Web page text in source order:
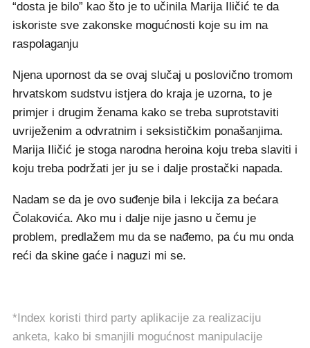
“dosta je bilo” kao što je to učinila Marija Iličić te da
iskoriste sve zakonske mogućnosti koje su im na
raspolaganju
Njena upornost da se ovaj slučaj u poslovično tromom
hrvatskom sudstvu istjera do kraja je uzorna, to je
primjer i drugim ženama kako se treba suprotstaviti
uvriježenim a odvratnim i seksističkim ponašanjima.
Marija Iličić je stoga narodna heroina koju treba slaviti i
koju treba podržati jer ju se i dalje prostački napada.
Nadam se da je ovo suđenje bila i lekcija za bećara
Čolakovića. Ako mu i dalje nije jasno u čemu je
problem, predlažem mu da se nađemo, pa ću mu onda
reći da skine gaće i naguzi mi se.
*Index koristi third party aplikacije za realizaciju
anketa, kako bi smanjili mogućnost manipulacije